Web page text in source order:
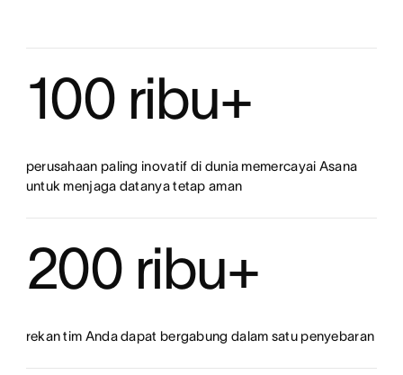
100 ribu+
perusahaan paling inovatif di dunia memercayai Asana
untuk menjaga datanya tetap aman
200 ribu+
rekan tim Anda dapat bergabung dalam satu penyebaran